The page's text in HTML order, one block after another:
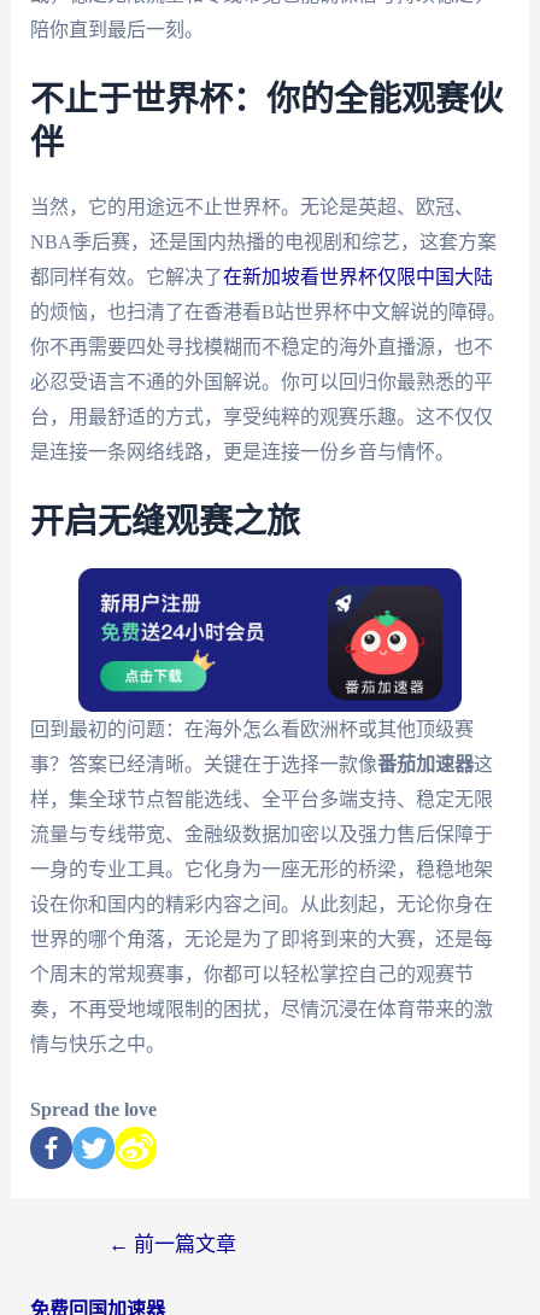
陪你直到最后一刻。
不止于世界杯：你的全能观赛伙
伴
当然，它的用途远不止世界杯。无论是英超、欧冠、
NBA季后赛，还是国内热播的电视剧和综艺，这套方案
都同样有效。它解决了在新加坡看世界杯仅限中国大陆
的烦恼，也扫清了在香港看B站世界杯中文解说的障碍。
你不再需要四处寻找模糊而不稳定的海外直播源，也不
必忍受语言不通的外国解说。你可以回归你最熟悉的平
台，用最舒适的方式，享受纯粹的观赛乐趣。这不仅仅
是连接一条网络线路，更是连接一份乡音与情怀。
开启无缝观赛之旅
回到最初的问题：在海外怎么看欧洲杯或其他顶级赛
事？答案已经清晰。关键在于选择一款像番茄加速器这
样，集全球节点智能选线、全平台多端支持、稳定无限
流量与专线带宽、金融级数据加密以及强力售后保障于
一身的专业工具。它化身为一座无形的桥梁，稳稳地架
设在你和国内的精彩内容之间。从此刻起，无论你身在
世界的哪个角落，无论是为了即将到来的大赛，还是每
个周末的常规赛事，你都可以轻松掌控自己的观赛节
奏，不再受地域限制的困扰，尽情沉浸在体育带来的激
情与快乐之中。
Spread the love
← 前一篇文章
免费回国加速器